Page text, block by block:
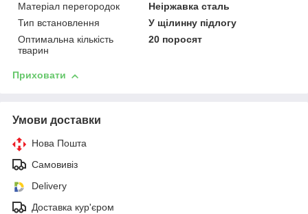
Матеріал перегородок
Неіржавка сталь
Тип встановлення
У щілинну підлогу
Оптимальна кількість
тварин
20 поросят
Приховати
Умови доставки
Нова Пошта
Самовивіз
Delivery
Доставка кур'єром